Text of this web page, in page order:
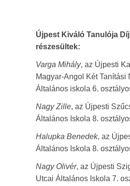
Újpest Kiváló Tanulója
részesültek:
Varga Mihály, az Újpesti
Magyar-Angol Két Tanítási
Általános iskola 6.
Nagy Zille, az Újpesti
Általános Iskola 8.
Halupka Benedek, az
Általános Iskola 8.
Nagy Olivér, az Újpesti
Utcai Általános Iskola 7.